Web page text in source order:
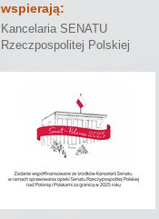
wspierają:
Kancelaria SENATU
Rzeczpospolitej Polskiej